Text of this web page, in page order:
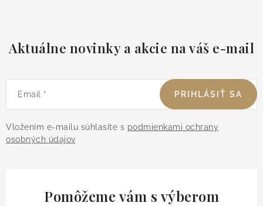
Aktuálne novinky a akcie na váš e-mail
Email
Vložením e-mailu súhlasíte s podmienkami ochrany
osobných údajov
PRIHLÁSIŤ SA
Pomôžeme vám s výberom